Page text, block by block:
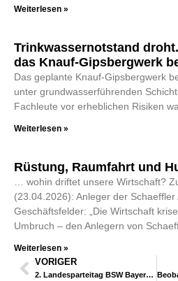
Weiterlesen »
Trinkwassernotstand
das Knauf-Gipsbergwerk
Das geplante Knauf-Gipsbergwerk
unter grundwasserführenden
Fachleute vor erheblichen Risiken
Weiterlesen »
Rüstung, Raumfahrt und
… wohin driftet unsere Wirtschaft?
(23.04.2026): Anleger der
Geschäftsfelder: „Die Wirtschaft
Umbruch – den Anlegern von
Weiterlesen »
VORIGER
2. Landesparteitag BSW Bayern in Röthenbach a. d. Pegnitz